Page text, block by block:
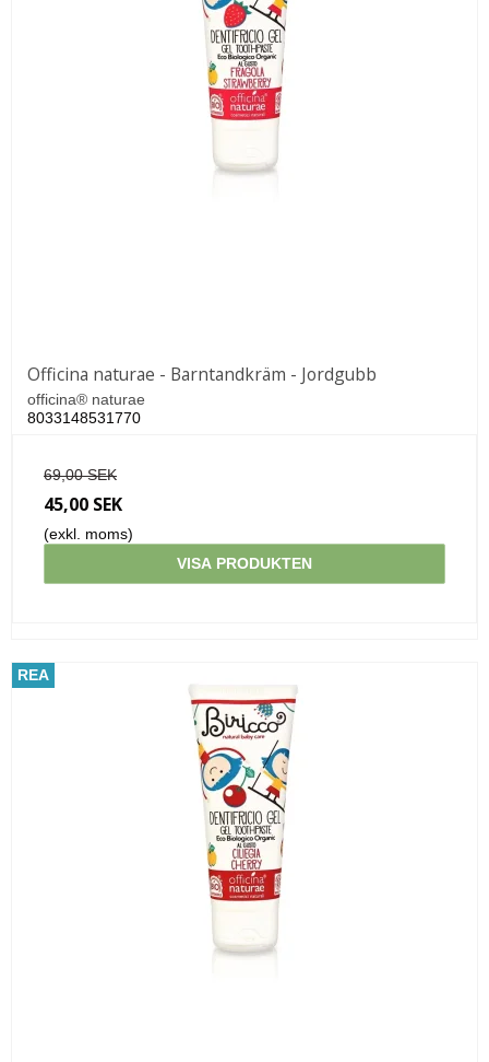
Officina naturae - Barntandkräm - Jordgubb
officina® naturae
8033148531770
69,00 SEK
45,00 SEK
(exkl. moms)
VISA PRODUKTEN
REA